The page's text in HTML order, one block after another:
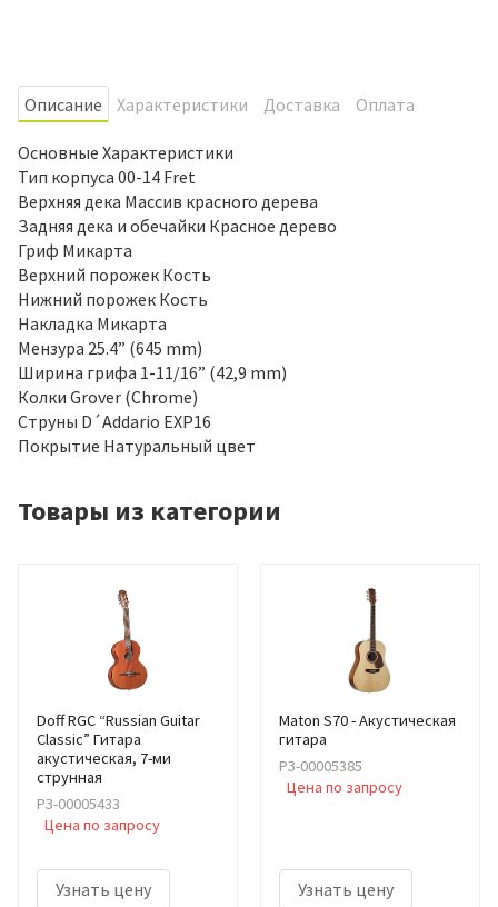
Oписание Характеристики Доставка Оплата
Основные Характеристики
Тип корпуса 00-14 Fret
Верхняя дека Массив красного дерева
Задняя дека и обечайки Красное дерево
Гриф Микарта
Верхний порожек Кость
Нижний порожек Кость
Накладка Микарта
Мензура 25.4” (645 mm)
Ширина грифа 1-11/16” (42,9 mm)
Колки Grover (Chrome)
Струны D´Addario EXP16
Покрытие Натуральный цвет
Товары из категории
Doff RGC “Russian Guitar
Classic” Гитара
акустическая, 7-ми
струнная
РЗ-00005433
Цена по запросу
Узнать цену
Maton S70 - Акустическая
гитара
РЗ-00005385
Цена по запросу
Узнать цену